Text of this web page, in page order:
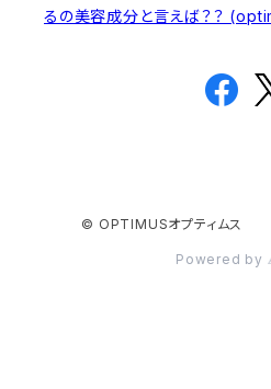
るの美容成分と言えば？？
© OPTIMUSオプティムス
Powered by